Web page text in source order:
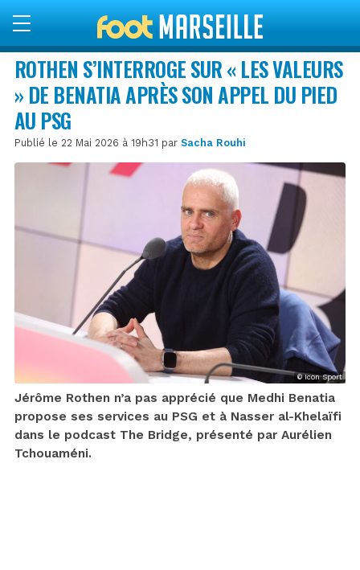
ROTHEN S’INTERROGE SUR « LES VALEURS
» DE BENATIA APRÈS SON APPEL DU PIED
AU PSG
Publié le 22 Mai 2026 à 19h31 par Sacha Rouhi
© Icon Sport
Jérôme Rothen n’a pas apprécié que Medhi Benatia
propose ses services au PSG et à Nasser al-Khelaïfi
dans le podcast The Bridge, présenté par Aurélien
Tchouaméni.